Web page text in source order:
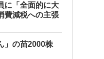
に「全面的に大
減税への主張
」の苗2000株